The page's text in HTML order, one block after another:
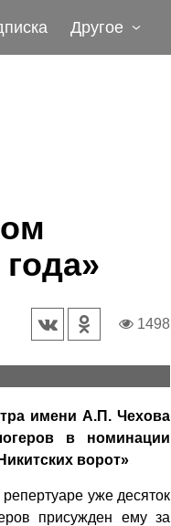
Другое
1498
имени А.П. Чехова
в номинации
ворот»
уже десяток
присужден ему за